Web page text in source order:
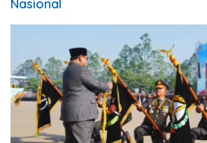
Nasional